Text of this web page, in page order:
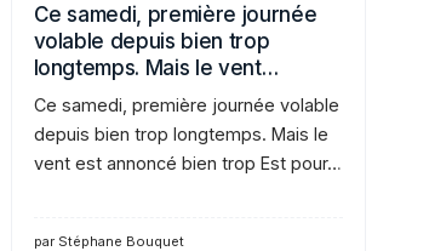
Ce samedi, première journée
volable depuis bien trop
longtemps. Mais le vent…
Ce samedi, première journée volable
depuis bien trop longtemps. Mais le
vent est annoncé bien trop Est pour…
par Stéphane Bouquet